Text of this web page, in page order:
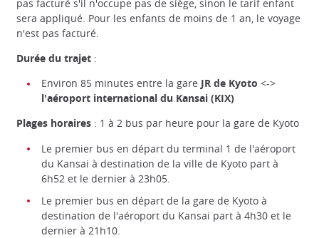
Navette de transfert spacieuse et abordable.
KATE/ Japan experience
pas facturé s'il n'occupe pas de siège, sinon le tarif enfant
sera appliqué. Pour les enfants de moins de 1 an, le voyage
n'est pas facturé.
Durée du trajet :
Environ 85 minutes entre la gare JR de Kyoto <->
l'aéroport international du Kansai (KIX)
Plages horaires : 1 à 2 bus par heure pour la gare de Kyoto
Le premier bus en départ du terminal 1 de l'aéroport
du Kansai à destination de la ville de Kyoto part à
6h52 et le dernier à 23h05.
Le premier bus en départ de la gare de Kyoto à
destination de l'aéroport du Kansai part à 4h30 et le
dernier à 21h10.